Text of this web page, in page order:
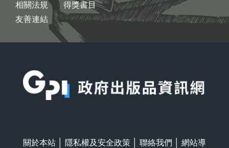
相關法規
友善連結
得獎書目
關於本站 隱私權及安全政策 聯絡我們
網站導